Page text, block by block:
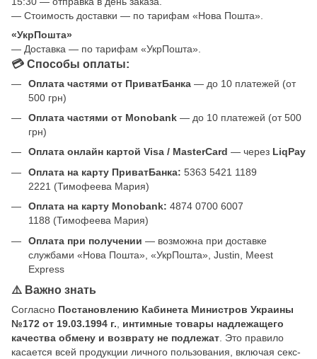
— Стоимость доставки — по тарифам «Нова Пошта».
«УкрПошта»
— Доставка — по тарифам «УкрПошта».
💳 Способы оплаты:
Оплата частями от ПриватБанка — до 10 платежей (от
500 грн)
Оплата частями от Monobank — до 10 платежей (от 500
грн)
Оплата онлайн картой Visa / MasterCard — через LiqPay
Оплата на карту ПриватБанка: 5363 5421 1189
2221 (Тимофеева Мария)
Оплата на карту Monobank: 4874 0700 6007
1188 (Тимофеева Мария)
Оплата при получении — возможна при доставке
службами «Нова Пошта», «УкрПошта», Justin, Meest
Express
⚠️ Важно знать
Согласно Постановлению Кабинета Министров Украины
№172 от 19.03.1994 г.
интимные товары надлежащего
качества обмену и возврату не подлежат . Это правило
касается всей продукции личного пользования, включая секс-